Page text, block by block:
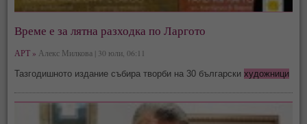
Време е за лятна разходка по Ларгото
АРТ » Алекс Милкова | 30 юли, 06:11
Тазгодишното издание събира творби на 30 българскихудожници